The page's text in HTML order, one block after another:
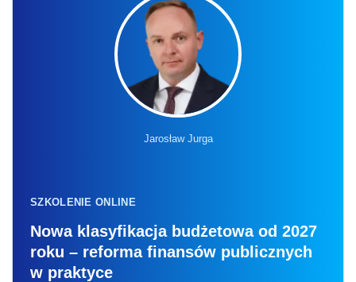
Jarosław Jurga
SZKOLENIE ONLINE
Nowa klasyfikacja budżetowa od 2027
roku – reforma finansów publicznych
w praktyce